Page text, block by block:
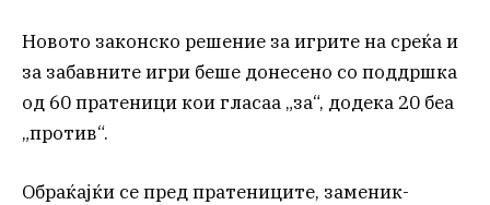
Новото законско решение за игрите на среќа и
за забавните игри беше донесено со поддршка
од 60 пратеници кои гласаа „за“, додека 20 беа
„против“.
Обраќајќи се пред пратениците, заменик-